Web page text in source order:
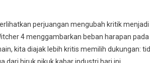
perjuangan mengubah kritik menjadi
4 menggambarkan beban harapan pada
kita diajak lebih kritis memilih dukungan: